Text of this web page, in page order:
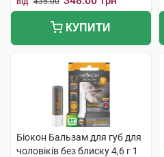
КУПИТИ
Біокон Бальзам для губ для
чоловіків без блиску 4,6 г 1